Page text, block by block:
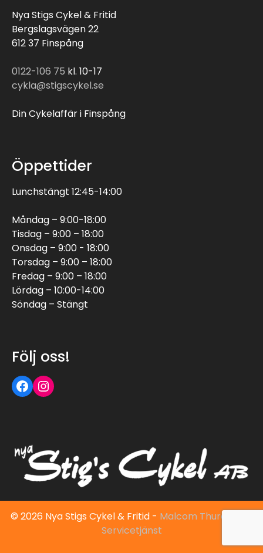
Nya Stigs Cykel & Fritid
Bergslagsvägen 22
612 37 Finspång
0122-106 75 kl. 10-17
cykla@stigscykel.se
Din Cykelaffär i Finspång
Öppettider
Lunchstängt 12:45-14:00
Måndag – 9:00-18:00
Tisdag – 9:00 – 18:00
Onsdag – 9:00 - 18:00
Torsdag – 9:00 – 18:00
Fredag – 9:00 – 18:00
Lördag – 10:00-14:00
Söndag – Stängt
Följ oss!
Följ oss på Facebook
Följ oss på Instagram
© 2026 Nya Stigs Cykel & Fritid - Malcom Thuresson |
Servicetjänst